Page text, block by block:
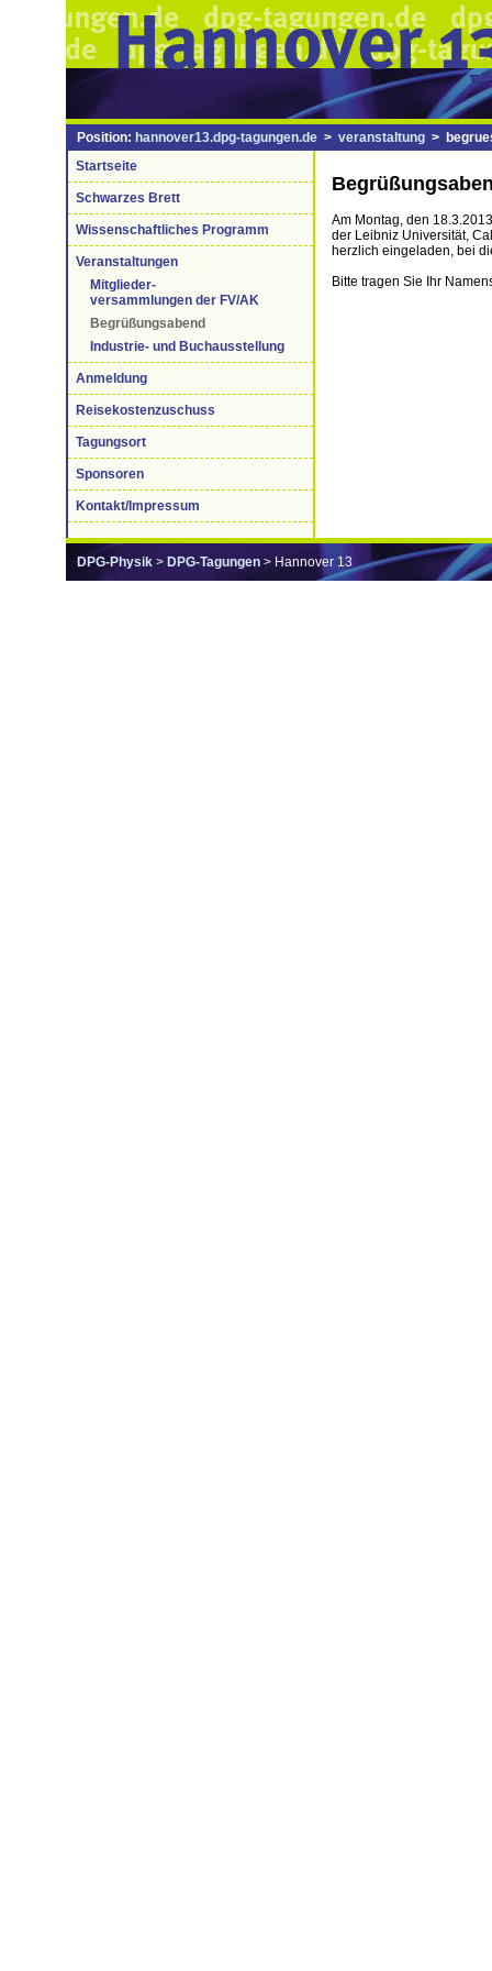
Position: hannover13.dpg-tagungen.de > veranstaltung >
Startseite
Schwarzes Brett
Wissenschaftliches Programm
Veranstaltungen
Mitglieder-
versammlungen der FV/AK
Begrüßungsabend
Industrie- und Buchausstellung
Anmeldung
Reisekostenzuschuss
Tagungsort
Sponsoren
Kontakt/Impressum
Am Montag, den
der Leibniz Universität,
herzlich eingeladen, bei
Bitte tragen Sie Ihr
DPG-Physik > DPG-Tagungen > Hannover 13